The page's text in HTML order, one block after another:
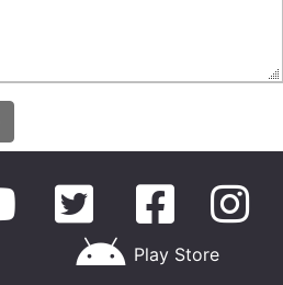
Play Store